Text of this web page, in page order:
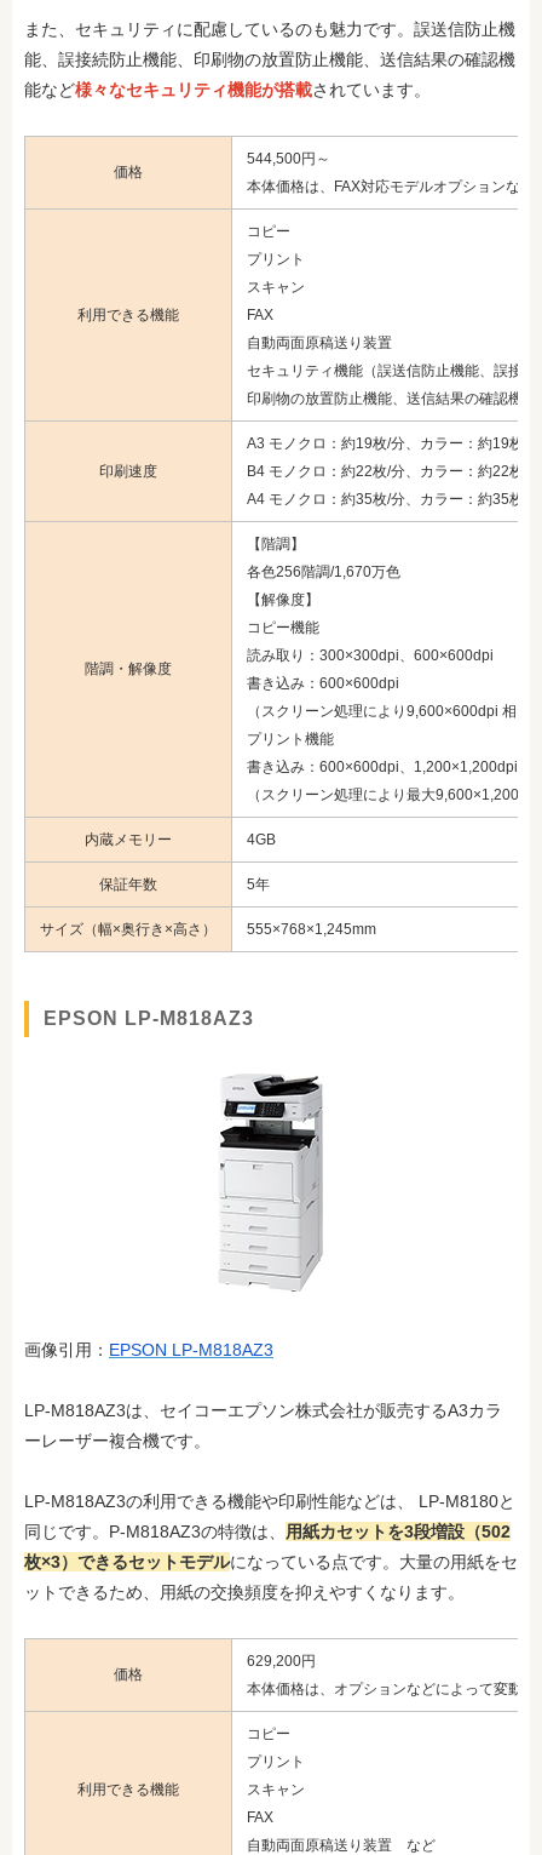
また、セキュリティに配慮しているのも魅力です。誤送信防止機
能、誤接続防止機能、印刷物の放置防止機能、送信結果の確認機
能など様々なセキュリティ機能が搭載されています。
価格
544,500円～
本体価格は、FAX対応モデルオプションな
利用できる機能
コピー
プリント
スキャン
FAX
自動両面原稿送り装置
セキュリティ機能（誤送信防止機能、誤接続
印刷物の放置防止機能、送信結果の確認機
印刷速度
A3 モノクロ：約19枚/分、カラー：約19枚/分
B4 モノクロ：約22枚/分、カラー：約22枚/分
A4 モノクロ：約35枚/分、カラー：約35枚/分
階調・解像度
【階調】
各色256階調/1,670万色
【解像度】
コピー機能
読み取り：300×300dpi、600×600dpi
書き込み：600×600dpi
（スクリーン処理により9,600×600dpi 相当
プリント機能
書き込み：600×600dpi、1,200×1,200dpi
（スクリーン処理により最大
内蔵メモリー 4GB
保証年数 5年
サイズ（幅×奥行き×高さ） 555×768×1,245mm
EPSON LP-M818AZ3
画像引用： EPSON LP-M818AZ3
LP-M818AZ3は、セイコーエプソン株式会社が販売するA3カラ
ーレーザー複合機です。
LP-M818AZ3の利用できる機能や印刷性能などは、 LP-M8180と
同じです。P-M818AZ3の特徴は、 用紙カセットを3段増設（502
枚×3）できるセットモデルになっている点です。大量の用紙をセ
ットできるため、用紙の交換頻度を抑えやすくなります。
価格
629,200円
本体価格は、オプションなどによって変動
利用できる機能
コピー
プリント
スキャン
FAX
自動両面原稿送り装置 など